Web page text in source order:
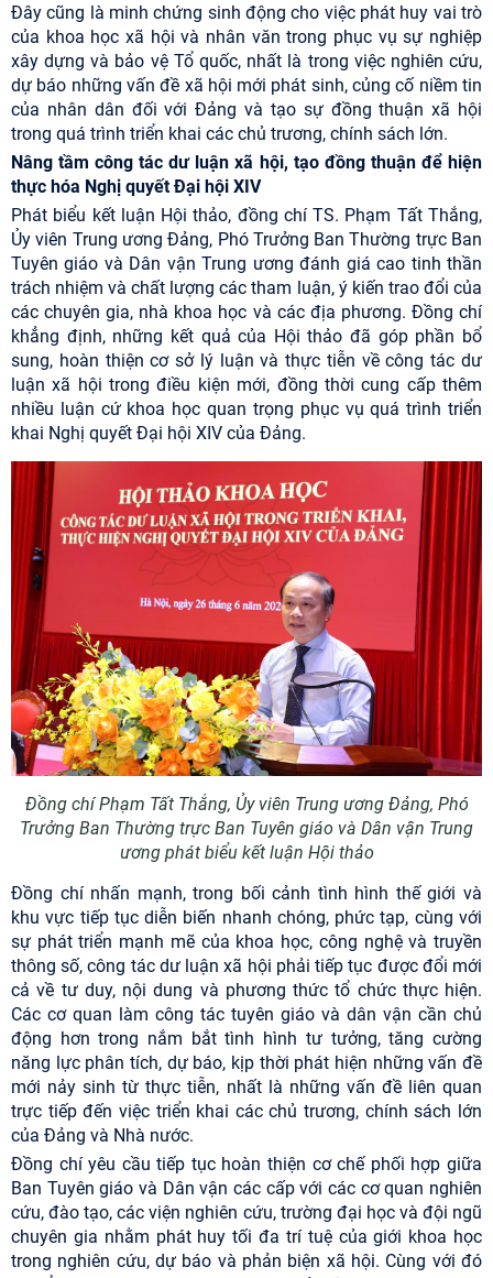
Đây cũng là minh chứng sinh động cho việc phát huy vai trò
của khoa học xã hội và nhân văn trong phục vụ sự nghiệp
xây dựng và bảo vệ Tổ quốc, nhất là trong việc nghiên cứu,
dự báo những vấn đề xã hội mới phát sinh, củng cố niềm tin
của nhân dân đối với Đảng và tạo sự đồng thuận xã hội
trong quá trình triển khai các chủ trương, chính sách lớn.
Nâng tầm công tác dư luận xã hội, tạo đồng thuận để hiện
thực hóa Nghị quyết Đại hội XIV
Phát biểu kết luận Hội thảo, đồng chí TS. Phạm Tất Thắng,
Ủy viên Trung ương Đảng, Phó Trưởng Ban Thường trực Ban
Tuyên giáo và Dân vận Trung ương đánh giá cao tinh thần
trách nhiệm và chất lượng các tham luận, ý kiến trao đổi của
các chuyên gia, nhà khoa học và các địa phương. Đồng chí
khẳng định, những kết quả của Hội thảo đã góp phần bổ
sung, hoàn thiện cơ sở lý luận và thực tiễn về công tác dư
luận xã hội trong điều kiện mới, đồng thời cung cấp thêm
nhiều luận cứ khoa học quan trọng phục vụ quá trình triển
khai Nghị quyết Đại hội XIV của Đảng.
Đồng chí Phạm Tất Thắng, Ủy viên Trung ương Đảng, Phó
Trưởng Ban Thường trực Ban Tuyên giáo và Dân vận Trung
ương phát biểu kết luận Hội thảo
Đồng chí nhấn mạnh, trong bối cảnh tình hình thế giới và
khu vực tiếp tục diễn biến nhanh chóng, phức tạp, cùng với
sự phát triển mạnh mẽ của khoa học, công nghệ và truyền
thông số, công tác dư luận xã hội phải tiếp tục được đổi mới
cả về tư duy, nội dung và phương thức tổ chức thực hiện.
Các cơ quan làm công tác tuyên giáo và dân vận cần chủ
động hơn trong nắm bắt tình hình tư tưởng, tăng cường
năng lực phân tích, dự báo, kịp thời phát hiện những vấn đề
mới nảy sinh từ thực tiễn, nhất là những vấn đề liên quan
trực tiếp đến việc triển khai các chủ trương, chính sách lớn
của Đảng và Nhà nước.
Đồng chí yêu cầu tiếp tục hoàn thiện cơ chế phối hợp giữa
Ban Tuyên giáo và Dân vận các cấp với các cơ quan nghiên
cứu, đào tạo, các viện nghiên cứu, trường đại học và đội ngũ
chuyên gia nhằm phát huy tối đa trí tuệ của giới khoa học
trong nghiên cứu, dự báo và phản biện xã hội. Cùng với đó